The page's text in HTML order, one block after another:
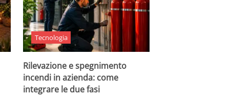
Tecnologia
Rilevazione e spegnimento
incendi in azienda: come
integrare le due fasi